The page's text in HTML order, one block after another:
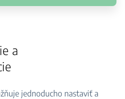
a
jednoducho nastaviť a